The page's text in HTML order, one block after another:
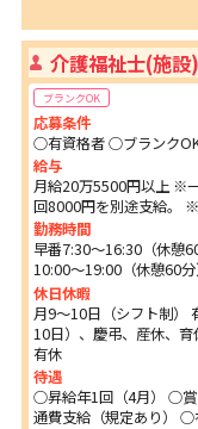
介護福祉士(施設
ブランクOK
応募条件
○有資格者 ○ブランク
給与
月給20万5500円以上 ※
回8000円を別途支給。
勤務時間
早番7:30～16:30（休憩
10:00～19:00（休憩60
休日休暇
月9～10日（シフト制
10日）、慶弔、産休、
有休
待遇
○昇給年1回（4月） ○賞
通費支給（規定あり） ○